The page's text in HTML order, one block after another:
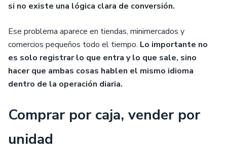
si no existe una lógica clara de conversión.
Ese problema aparece en tiendas, minimercados y
comercios pequeños todo el tiempo. Lo importante no
es solo registrar lo que entra y lo que sale, sino
hacer que ambas cosas hablen el mismo idioma
dentro de la operación diaria.
Comprar por caja, vender por
unidad